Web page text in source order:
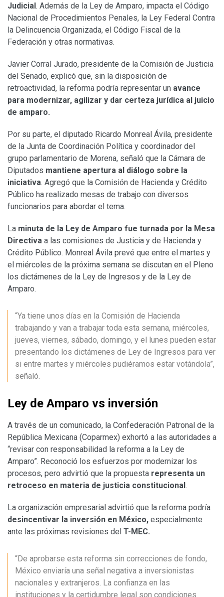
Judicial. Además de la Ley de Amparo, impacta el Código
Nacional de Procedimientos Penales, la Ley Federal Contra
la Delincuencia Organizada, el Código Fiscal de la
Federación y otras normativas.
Javier Corral Jurado, presidente de la Comisión de Justicia
del Senado, explicó que, sin la disposición de
retroactividad, la reforma podría representar un avance
para modernizar, agilizar y dar certeza jurídica al juicio
de amparo.
Por su parte, el diputado Ricardo Monreal Ávila, presidente
de la Junta de Coordinación Política y coordinador del
grupo parlamentario de Morena, señaló que la Cámara de
Diputados mantiene apertura al diálogo sobre la
iniciativa. Agregó que la Comisión de Hacienda y Crédito
Público ha realizado mesas de trabajo con diversos
funcionarios para abordar el tema.
La minuta de la Ley de Amparo fue turnada por la Mesa
Directiva a las comisiones de Justicia y de Hacienda y
Crédito Público. Monreal Ávila prevé que entre el martes y
el miércoles de la próxima semana se discutan en el Pleno
los dictámenes de la Ley de Ingresos y de la Ley de
Amparo.
“Ya tiene unos días en la Comisión de Hacienda
trabajando y van a trabajar toda esta semana, miércoles,
jueves, viernes, sábado, domingo, y el lunes pueden estar
presentando los dictámenes de Ley de Ingresos para ver
si entre martes y miércoles pudiéramos estar votándola”,
señaló.
Ley de Amparo vs inversión
A través de un comunicado, la Confederación Patronal de la
República Mexicana (Coparmex) exhortó a las autoridades a
“revisar con responsabilidad la reforma a la Ley de
Amparo”. Reconoció los esfuerzos por modernizar los
procesos, pero advirtió que la propuesta representa un
retroceso en materia de justicia constitucional.
La organización empresarial advirtió que la reforma podría
desincentivar la inversión en México, especialmente
ante las próximas revisiones del T-MEC.
“De aprobarse esta reforma sin correcciones de fondo,
México enviaría una señal negativa a inversionistas
nacionales y extranjeros. La confianza en las
instituciones y la certidumbre legal son condiciones